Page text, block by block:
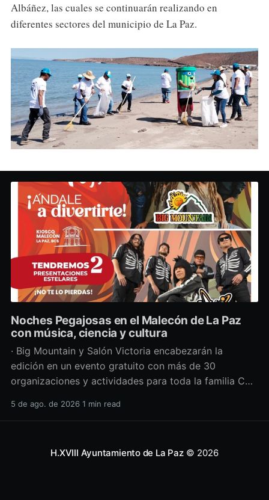
Albáñez, las cuales se continuarán realizando en
diferentes sectores del municipio de La Paz.
Noches Pegajosas en el Malecón de La Paz
con música, ciencia y cultura
· Big Mountain y Salón Victoria encabezarán la
edición en un evento gratuito con más de 30
organizaciones y actividades para toda la familia Con
divulgación científica y actividades culturales
5 de ago. de 2026 1 min read
H.XVIII Ayuntamiento de La Paz© 2026